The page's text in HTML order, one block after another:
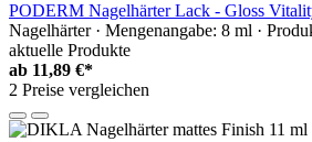
PODERM Nagelhärter Lack - Gloss
Nagelhärter · Mengenangabe: 8 ml ·
aktuelle Produkte
ab 11,89 €*
2 Preise vergleichen